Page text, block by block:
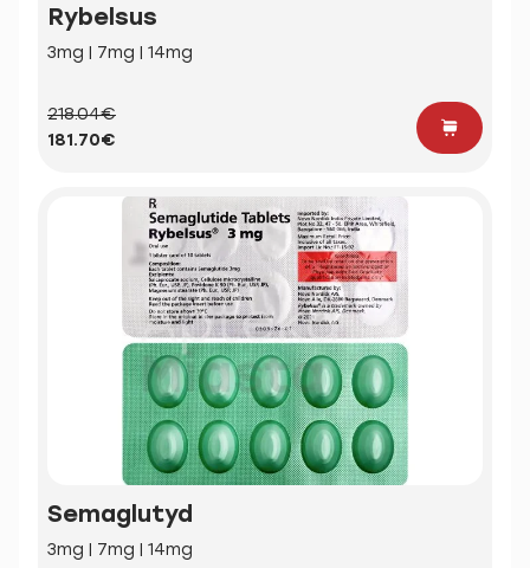
Rybelsus
3mg | 7mg | 14mg
218.04€
181.70€
Semaglutyd
3mg | 7mg | 14mg